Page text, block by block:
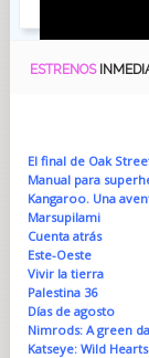
ESTRENOS
El final de Oak
Manual para
Kangaroo. Una
Marsupilami
Cuenta atrás
Este-Oeste
Vivir la tierra
Palestina 36
Días de agosto
Nimrods: A green
Katseye: Wild Hearts